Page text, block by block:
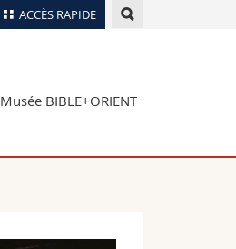
ACCÈS RAPIDE
Musée BIBLE+ORIENT